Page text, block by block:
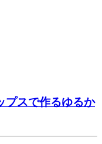
スで作るゆるか